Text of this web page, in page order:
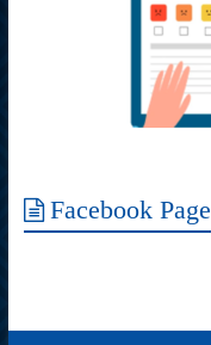
Facebook Page